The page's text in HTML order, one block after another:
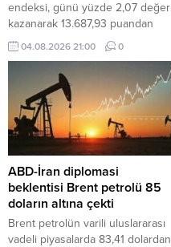
endeksi, günü yüzde 2,07 değer
kazanarak 13.687,93 puandan
tamamladı.
04.08.2026 21:00 0
ABD-İran diplomasi
beklentisi Brent petrolü 85
doların altına çekti
Brent petrolün varili uluslararası
vadeli piyasalarda 83,41 dolardan